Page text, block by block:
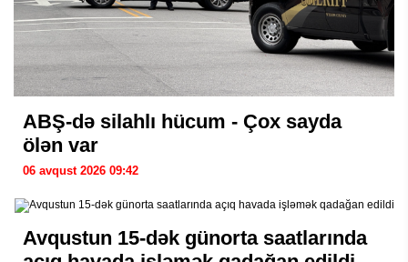
ABŞ-də silahlı hücum - Çox sayda
ölən var
06 avqust 2026 09:42
Avqustun 15-dək günorta saatlarında